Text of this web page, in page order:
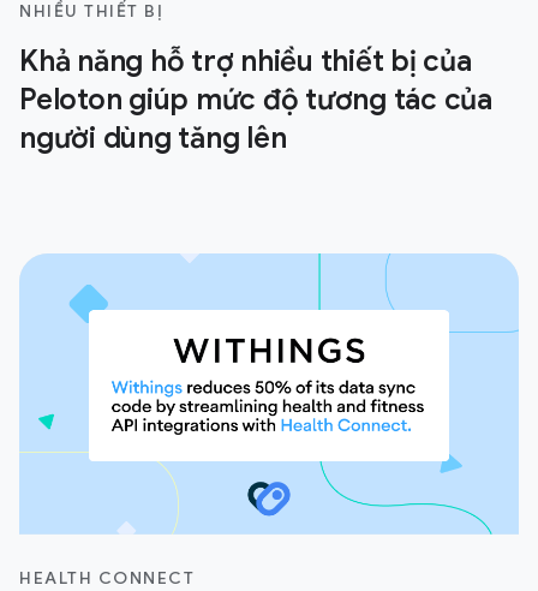
NHIỀU THIẾT BỊ
Khả năng hỗ trợ nhiều thiết bị của
Peloton giúp mức độ tương tác của
người dùng tăng lên
HEALTH CONNECT